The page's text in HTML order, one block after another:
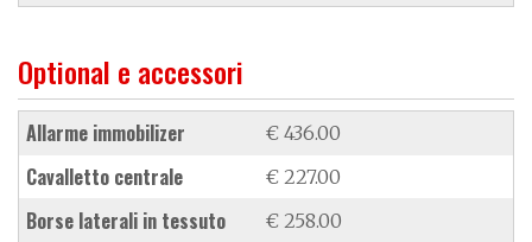
Optional e accessori
allarme immobilizer € 436.00
cavalletto centrale € 227.00
borse laterali in tessuto € 258.00